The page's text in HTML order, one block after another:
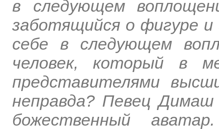
в следующем
заботящийся о фигуре
себе в следующем
человек, который в
представителями
неправда? Певец
божественный